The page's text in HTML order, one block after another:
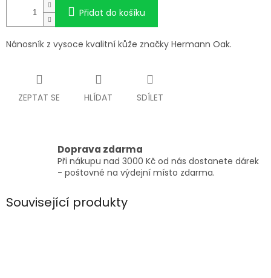
Přidat do košíku
Nánosník z vysoce kvalitní kůže značky Hermann Oak.
ZEPTAT SE HLÍDAT SDÍLET
Doprava zdarma
Při nákupu nad 3000 Kč od nás dostanete dárek
- poštovné na výdejní místo zdarma.
Související produkty